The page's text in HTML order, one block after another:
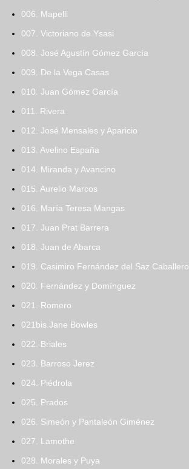
006. Mapelli
007. Victoriano de Ysasi
008. José Agustín Gómez García
009. De la Vega Casas
010. Juan Gómez García
011. Rivera
012. José Mensales y Aparicio
013. Avelino España
014. Miranda y Avancino
015. Aurelio Marcos
016. María Teresa Mangas
017. Juan Prat Barrera
018. Juan de Abarca
019. Casimiro Fernández del Saz Caballero
020. Fernández y Domínguez
021. Romero
021bis.Jane Bowles
022. Briales
023. Barroso Jerez
024. Piédrola
025. Prados
026. Simeón y Pantaleón Giménez
027. Lamothe
028. Morales y Puya